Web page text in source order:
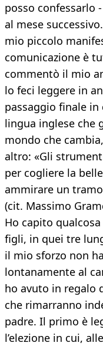
posso confessarlo
al mese
mio piccolo
comunicazione è
commentò il mio
lo feci leggere in
passaggio finale
lingua inglese che
mondo che
altro: «Gli
per cogliere la
ammirare un
(cit. Massimo
Ho capito
figli, in quei tre
il mio sforzo non
lontanamente al
ho avuto in regalo
che rimarranno
padre. Il primo è
l’elezione in cui,